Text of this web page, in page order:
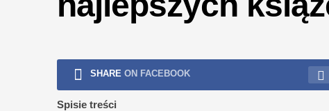
SHARE ON FACEBOOK
Spisie treści